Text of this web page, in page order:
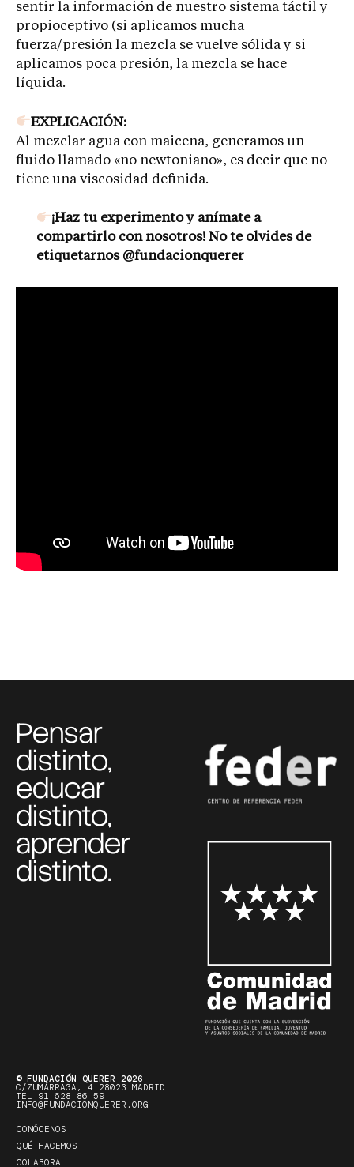
sentir la información de nuestro sistema táctil y
propioceptivo (si aplicamos mucha
fuerza/presión la mezcla se vuelve sólida y si
aplicamos poca presión, la mezcla se hace
líquida.
EXPLICACIÓN:
Al mezclar agua con maicena, generamos un
fluido llamado «no newtoniano», es decir que no
tiene una viscosidad definida.
¡Haz tu experimento y anímate a
compartirlo con nosotros! No te olvides de
etiquetarnos @fundacionquerer
Pensar
distinto,
educar
distinto,
aprender
distinto.
© FUNDACIÓN QUERER 2026
C/ZUMÁRRAGA, 4 28023 MADRID
TEL 91 628 86 59
INFO@FUNDACIONQUERER.ORG
CONÓCENOS
QUÉ HACEMOS
COLABORA